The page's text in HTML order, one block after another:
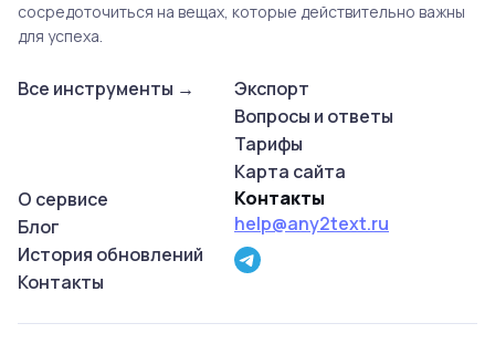
сосредоточиться на вещах, которые действительно важны
для успеха.
Все инструменты →
Экспорт
Вопросы и ответы
Тарифы
Карта сайта
О сервисе
Блог
История обновлений
Контакты
Контакты
help@any2text.ru